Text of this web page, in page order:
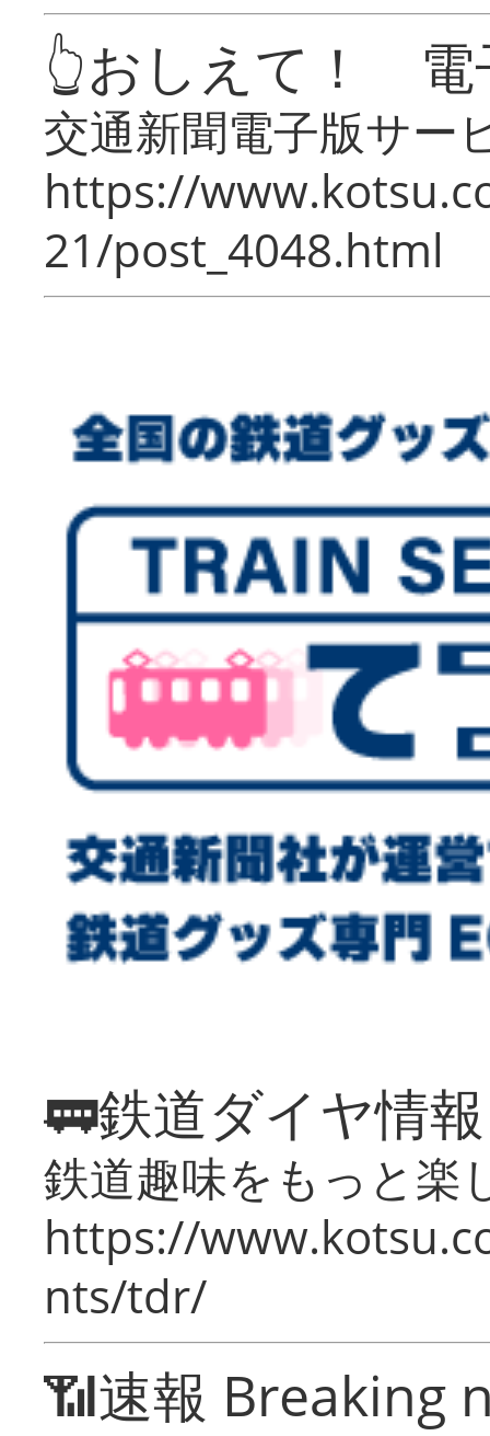
👆おしえて！ 電
交通新聞電子版サー
https://
21/post_4048.html
🚃鉄道ダイヤ情
鉄道趣味をもっと楽
https://
nts/tdr/
📶速報 Breaking